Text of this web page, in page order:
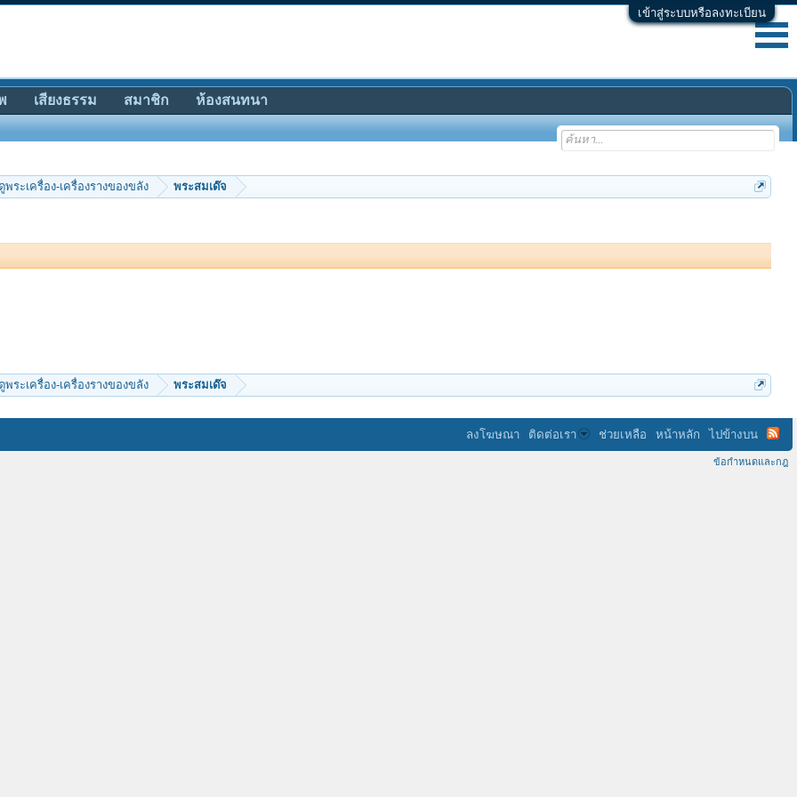
เข้าสู่ระบบหรือลงทะเบียน
พระเครื่อง-เครื่องรางของขลัง พระสมเด๊จ
พระเครื่อง-เครื่องรางของขลัง พระสมเด๊จ
เสียงธรรม สมาชิก ห้องสนทนา
ลงโฆษณา ติดต่อเรา ช่วยเหลือ หน้าหลัก ไปข้างบน
ข้อกำหนดและกฎ